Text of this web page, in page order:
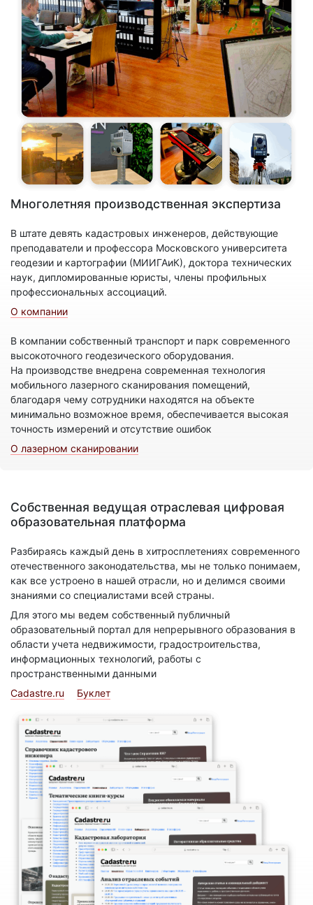
Многолетняя производственная экспертиза
В штате девять кадастровых инженеров, действующие
преподаватели и профессора Московского университета
геодезии и картографии (МИИГАиК), доктора технических
наук, дипломированные юристы, члены профильных
профессиональных ассоциаций.
О компании
В компании собственный транспорт и парк современного
высокоточного геодезического оборудования.
На производстве внедрена современная технология
мобильного лазерного сканирования помещений,
благодаря чему сотрудники находятся на объекте
минимально возможное время, обеспечивается высокая
точность измерений и отсутствие ошибок
О лазерном сканировании
Собственная ведущая отраслевая цифровая
образовательная платформа
Разбираясь каждый день в хитросплетениях современного
отечественного законодательства, мы не только понимаем,
как все устроено в нашей отрасли, но и делимся своими
знаниями со специалистами всей страны.
Для этого мы ведем собственный публичный
образовательный портал для непрерывного образования в
области учета недвижимости, градостроительства,
информационных технологий, работы с
пространственными данными
Cadastre.ru
Буклет